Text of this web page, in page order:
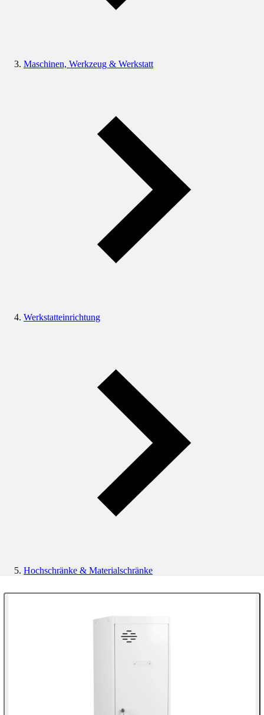
Maschinen, Werkzeug & Werkstatt
Werkstatteinrichtung
Hochschränke & Materialschränke